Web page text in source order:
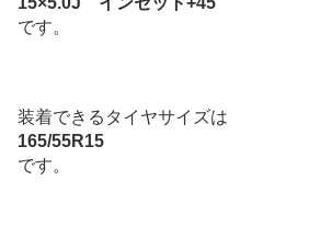
です。
装着できるタイヤサイズは
165/55R15
です。